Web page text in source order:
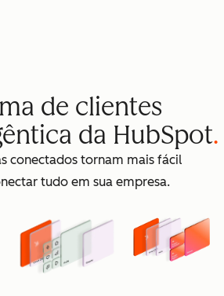
de clientes
da HubSpot
conectados tornam mais fácil
tudo em sua empresa.